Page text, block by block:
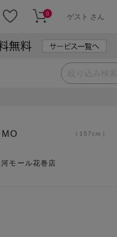
0 ゲスト さん
モール花巻店
157cm